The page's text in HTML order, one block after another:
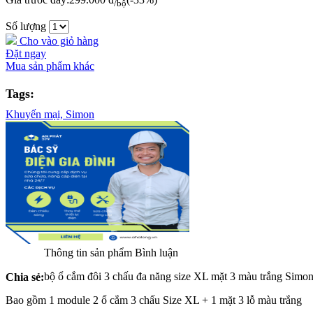
/bộ
Số lượng
Cho vào giỏ hàng
Đặt ngay
Mua sản phẩm khác
Tags:
Khuyến mại, Simon
Chia sẻ:
Thông tin sản phẩm Bình luận
bộ ổ cắm đôi 3 chấu đa năng size XL mặt 3 màu trắng
Bao gồm 1 module 2 ổ cắm 3 chấu Size XL + 1 mặt 3 lỗ màu trắng